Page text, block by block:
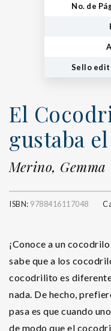
No. de
Sello
El
gustaba
Merino, Gemma
ISBN: 9788416117048
¡Conoce a un
sabe que a los
cocodrilito es
nada. De hecho,
pasa es que cuando
de modo que el